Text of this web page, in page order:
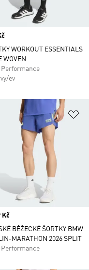
WORKOUT ESSENTIALS
WOVEN
Performance
ev
seznamu přání
Kč
BĚŽECKÉ ŠORTKY BMW
MARATHON 2026 SPLIT
Performance